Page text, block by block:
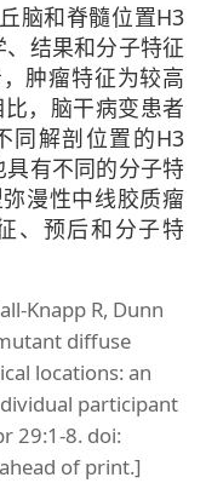
脑和脊髓位置H3
结果和分子特征
肿瘤特征为较高
，脑干病变患者
同解剖位置的H3
有不同的分子特
漫性中线胶质瘤
、预后和分子特
Knapp R, Dunn
diffuse
locations: an
participant
29:1-8. doi:
of print.]